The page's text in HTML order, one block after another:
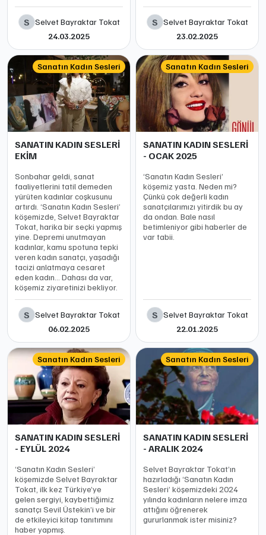
S Selvet Bayraktar Tokat
24.03.2025
S Selvet Bayraktar Tokat
23.02.2025
Sanatın Kadın Sesleri
SANATIN KADIN SESLERİ
EKİM
Sonbahar geldi, sanat
faaliyetlerini tatil demeden
yürüten kadınlar coşkusunu
artırdı. ‘Sanatın Kadın Sesleri’
köşemizde, Selvet Bayraktar
Tokat, harika bir seçki yapmış
yine. Depremi unutmayan
kadınlar, kamu spotuna tepki
veren kadın sanatçı, yaşadığı
tacizi anlatmaya cesaret
eden kadın… Dahası da var,
köşemiz ziyaretinizi bekliyor.
S Selvet Bayraktar Tokat
06.02.2025
Sanatın Kadın Sesleri
SANATIN KADIN SESLERİ
- OCAK 2025
‘Sanatın Kadın Sesleri’
köşemiz yasta. Neden mi?
Çünkü çok değerli kadın
sanatçılarımızı yitirdik bu ay
da ondan. Bale nasıl
betimleniyor gibi haberler de
var tabii.
S Selvet Bayraktar Tokat
22.01.2025
Sanatın Kadın Sesleri
SANATIN KADIN SESLERİ
- EYLÜL 2024
‘Sanatın Kadın Sesleri’
köşemizde Selvet Bayraktar
Tokat, ilk kez Türkiye’ye
gelen sergiyi, kaybettiğimiz
sanatçı Sevil Üstekin’i ve bir
de etkileyici kitap tanıtımını
haber yapmış.
Sanatın Kadın Sesleri
SANATIN KADIN SESLERİ
- ARALIK 2024
Selvet Bayraktar Tokat’ın
hazırladığı ‘Sanatın Kadın
Sesleri’ köşemizdeki 2024
yılında kadınların nelere imza
attığını öğrenerek
gururlanmak ister misiniz?